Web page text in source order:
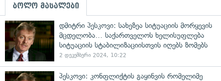
ბოლო მასალები
დმიტრი პესკოვი: სახეზეა სიტუაციის მორყევის
მცდელობა... საქართველოს ხელისუფლება
სიტუაციის სტაბილიზაციისთვის იღებს ზომებს
2 დეკემბერი 2024, 10:22
პესკოვი: კონფლიქტის გაყინვის რომელიმე